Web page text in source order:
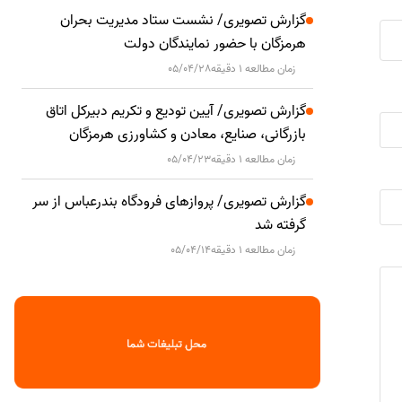
گزارش تصویری/ نشست ستاد مدیریت بحران
هرمزگان با حضور نمایندگان دولت
زمان مطالعه 1 دقیقه 05/04/28
گزارش تصویری/ آیین تودیع و تکریم دبیرکل اتاق
بازرگانی، صنایع، معادن و کشاورزی هرمزگان
زمان مطالعه 1 دقیقه 05/04/23
گزارش تصویری/ پروازهای فرودگاه بندرعباس از سر
گرفته شد
زمان مطالعه 1 دقیقه 05/04/14